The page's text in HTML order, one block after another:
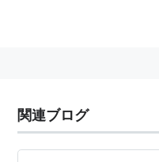
関連ブログ